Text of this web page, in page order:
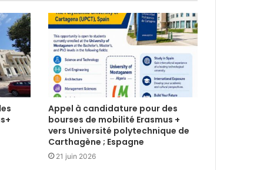
Appel à candidature pour des
bourses de mobilité Erasmus +
vers Université polytechnique de
Carthagène ; Espagne
21 juin 2026